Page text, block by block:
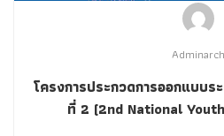
Adminarch
โครงการประกวดการออกแบบร
ที่ 2 (2nd National